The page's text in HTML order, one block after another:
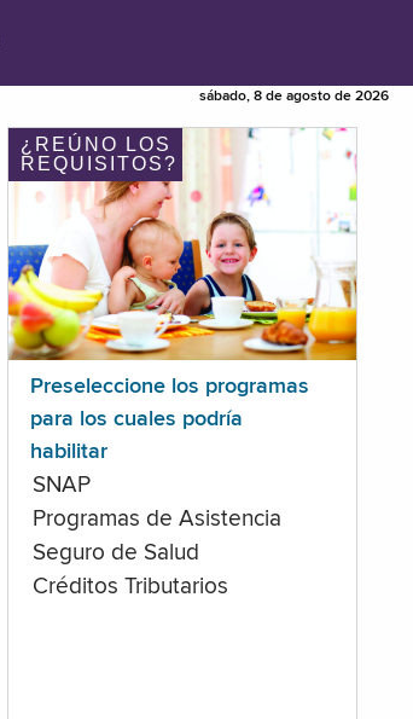
sábado, 8 de agosto de 2026
¿REÚNO LOS
REQUISITOS?
Preseleccione los programas
para los cuales podría
habilitar
SNAP
Programas de Asistencia
Seguro de Salud
Créditos Tributarios